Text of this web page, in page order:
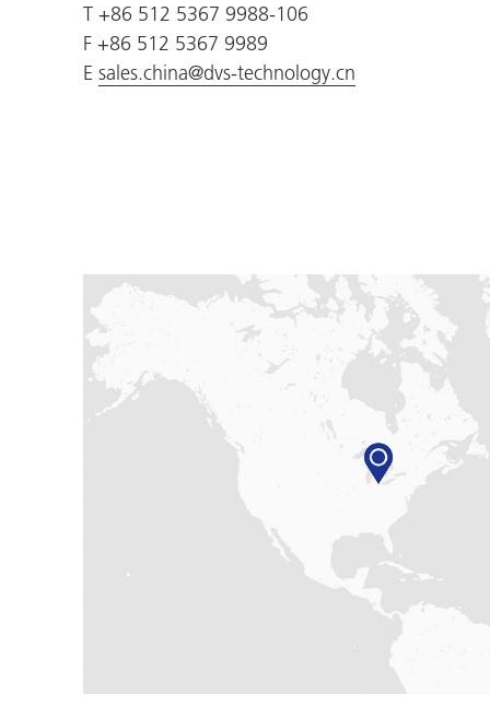
T +86 512 5367 9988-106
F +86 512 5367 9989
E sales.china@dvs-technology.cn